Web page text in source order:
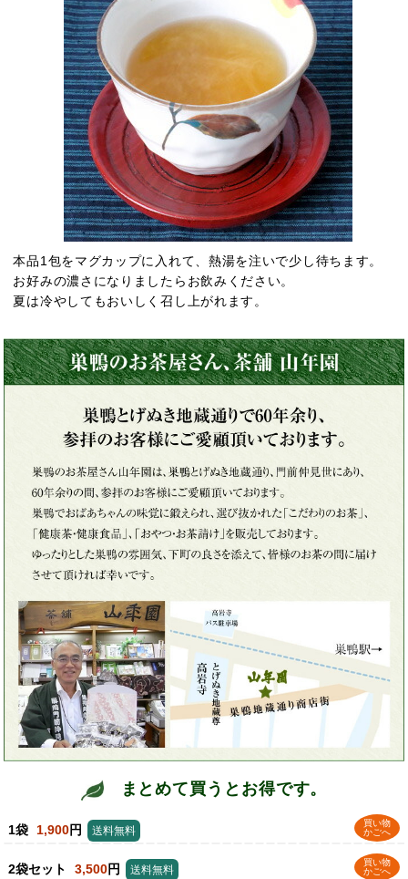
本品1包をマグカップに入れて、熱湯を注いで少し待ちます。
お好みの濃さになりましたらお飲みください。
夏は冷やしてもおいしく召し上がれます。
まとめて買うとお得です。
1袋 1,900円
買い物
かごへ
送料無料
2袋セット 3,500円
買い物
かごへ
送料無料